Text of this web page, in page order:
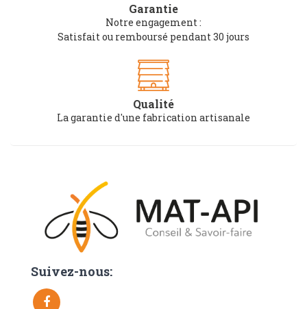
Garantie
Notre engagement :
Satisfait ou remboursé pendant 30 jours
Qualité
La garantie d'une fabrication artisanale
Suivez-nous: